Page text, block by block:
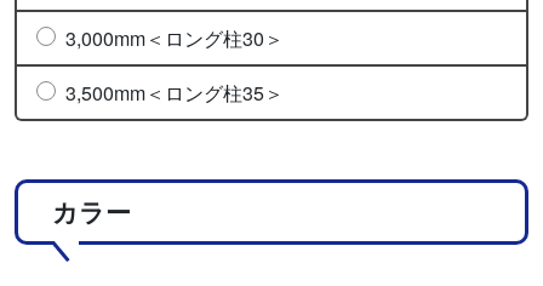
3,000mm＜ロング柱30＞
3,500mm＜ロング柱35＞
カラー